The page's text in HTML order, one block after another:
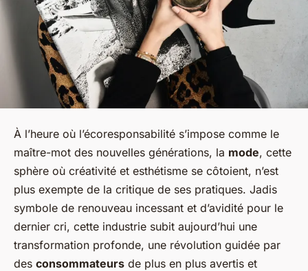
À l’heure où l’écoresponsabilité s’impose comme le
maître-mot des nouvelles générations, la mode, cette
sphère où créativité et esthétisme se côtoient, n’est
plus exempte de la critique de ses pratiques. Jadis
symbole de renouveau incessant et d’avidité pour le
dernier cri, cette industrie subit aujourd’hui une
transformation profonde, une révolution guidée par
des consommateurs de plus en plus avertis et